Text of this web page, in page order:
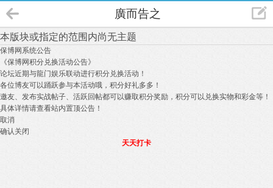
廣而告之
本版块或指定的范围内尚无主题
保博网系统公告
《保博网积分兑换活动公告》
论坛近期与龍门娱乐联动进行积分兑换活动！
各位博友可以踊跃参与本活动哦，积分好礼多多！
邀友、发布实战帖子、活跃回帖都可以赚取积分奖励，积分可以兑换实物和彩金等！
具体详情请查看站内置顶公告！
取消
确认关闭
天天打卡